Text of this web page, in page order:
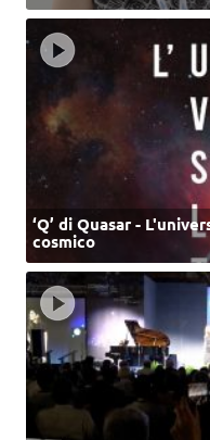
‘Q’ di Quasar -
cosmico